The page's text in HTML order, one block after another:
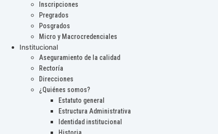
Inscripciones
Pregrados
Posgrados
Micro y Macrocredenciales
Institucional
Aseguramiento de la calidad
Rectoría
Direcciones
¿Quiénes somos?
Estatuto general
Estructura Administrativa
Identidad institucional